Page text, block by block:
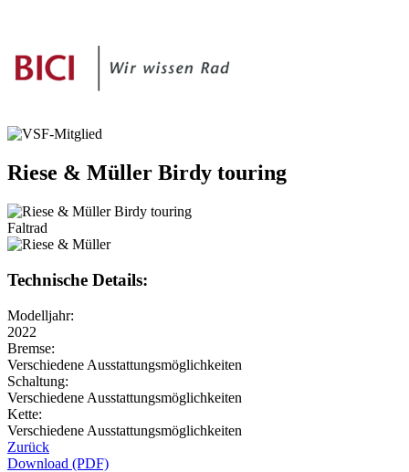
Riese & Müller Birdy touring
Faltrad
Technische Details:
Modelljahr:
2022
Bremse:
Verschiedene Ausstattungsmöglichkeiten
Schaltung:
Verschiedene Ausstattungsmöglichkeiten
Kette:
Verschiedene Ausstattungsmöglichkeiten
Zurück
Download (PDF)